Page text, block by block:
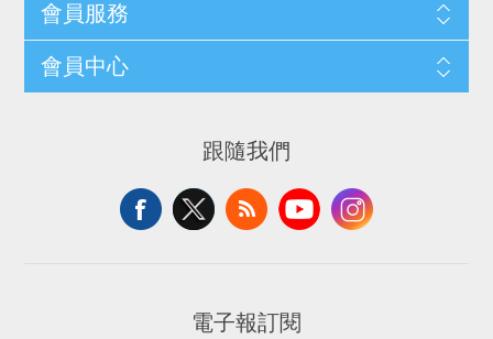
會員服務
會員中心
跟隨我們
電子報訂閱